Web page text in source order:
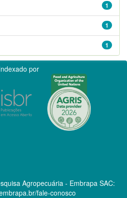
1
1
1
por
Agropecuária - Embrapa SAC:
fale-conosco